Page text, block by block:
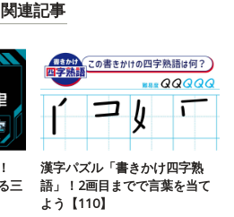
関連記事
三
漢字パズル「書きかけ四字熟
語」！2画目までで言葉を当て
よう【110】